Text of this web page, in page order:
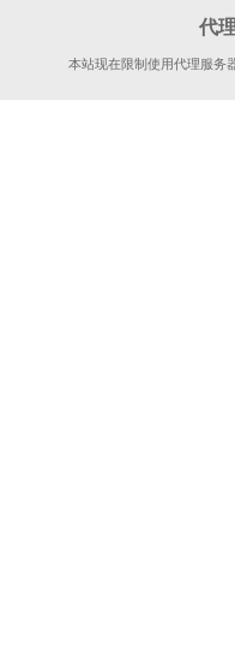
代
本站现在限制使用代理服务